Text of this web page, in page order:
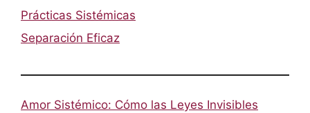
Prácticas Sistémicas
Separación Eficaz
Amor Sistémico: Cómo las Leyes Invisibles